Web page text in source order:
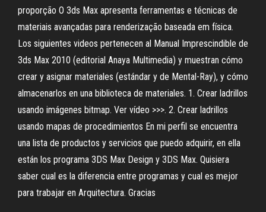
proporção O 3ds Max apresenta ferramentas e técnicas de
materiais avançadas para renderização baseada em física.
Los siguientes videos pertenecen al Manual Imprescindible de
3ds Max 2010 (editorial Anaya Multimedia) y muestran cómo
crear y asignar materiales (estándar y de Mental-Ray), y cómo
almacenarlos en una biblioteca de materiales. 1. Crear ladrillos
usando imágenes bitmap. Ver vídeo >>>. 2. Crear ladrillos
usando mapas de procedimientos En mi perfil se encuentra
una lista de productos y servicios que puedo adquirir, en ella
están los programa 3DS Max Design y 3DS Max. Quisiera
saber cual es la diferencia entre programas y cual es mejor
para trabajar en Arquitectura. Gracias